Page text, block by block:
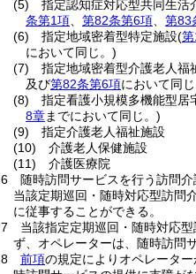
(5)
指定認知症対応型共同生活
条第1項
第82条第6項 第83
(6)
指定地域密着型特定施設(
において同じ。)
(7)
指定地域密着型介護老人福
及び第82条第6項において同
(8)
指定看護小規模多機能型居
8章までにおいて同じ。)
(9)
指定介護老人福祉施設
(10)
介護老人保健施設
(11)
介護医療院
6
随時訪問サービスを行う訪問
当該定期巡回・随時対応型訪問
に従事することができる。
7
当該指定定期巡回・随時対応
ず、オペレーターは、随時訪問
8
前項の規定によりオペレータ